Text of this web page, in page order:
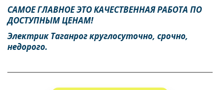
САМОЕ ГЛАВНОЕ ЭТО КАЧЕСТВЕННАЯ РАБОТА ПО
ДОСТУПНЫМ ЦЕНАМ!
Электрик Таганрог круглосуточно, срочно,
недорого.